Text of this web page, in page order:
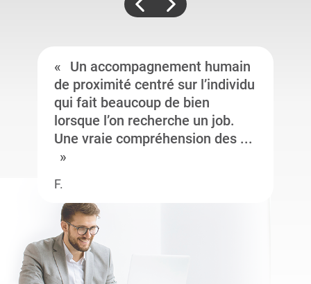
Un accompagnement humain
de proximité centré sur l’individu
qui fait beaucoup de bien
lorsque l’on recherche un job.
Une vraie compréhension des ...
F.